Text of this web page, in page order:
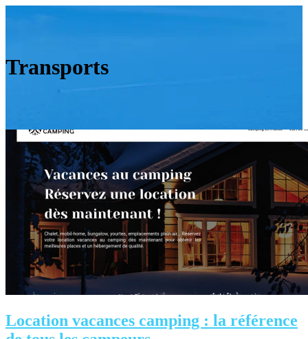
Transports
Location vacances camping : la référence